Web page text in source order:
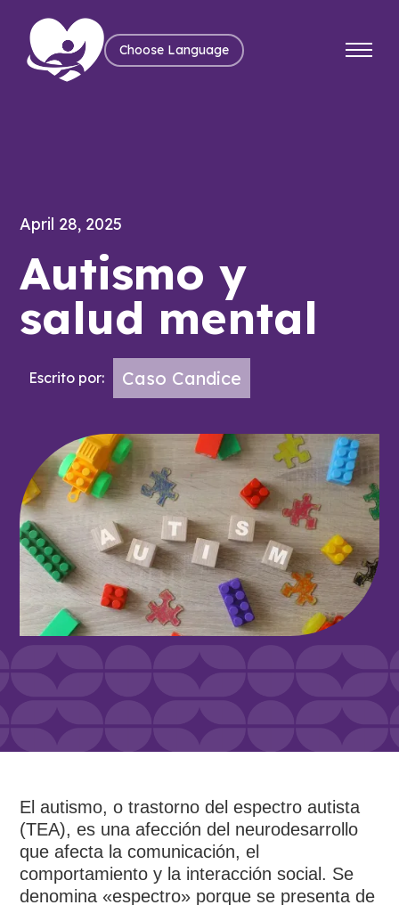
Choose Language
April 28, 2025
Autismo y
salud mental
Escrito por: Caso Candice
El autismo, o trastorno del espectro autista
(TEA), es una afección del neurodesarrollo
que afecta la comunicación, el
comportamiento y la interacción social. Se
denomina «espectro» porque se presenta de